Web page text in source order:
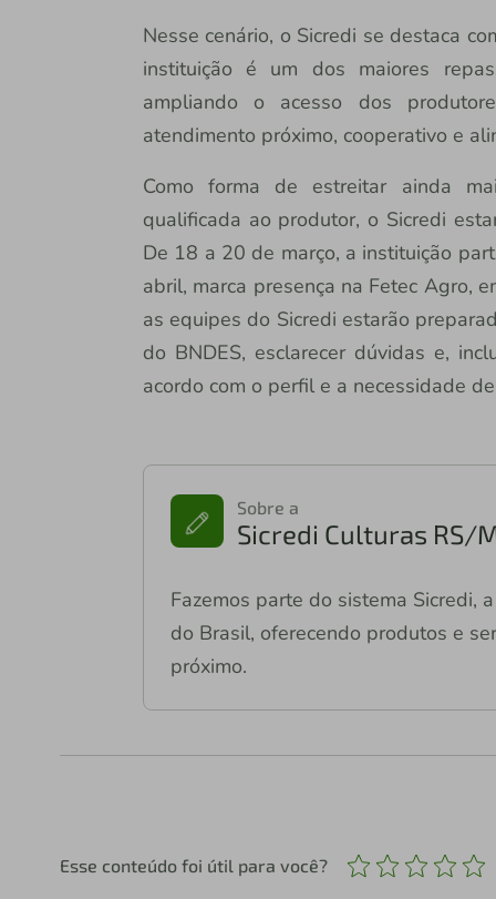
Nesse cenário, o Sicredi se destaca
instituição é um dos maiores
ampliando o acesso dos
atendimento próximo, cooperativo e
Como forma de estreitar ainda
qualificada ao produtor, o Sicredi
De 18 a 20 de março, a instituição
abril, marca presença na Fetec Agro,
as equipes do Sicredi estarão
do BNDES, esclarecer dúvidas e,
acordo com o perfil e a necessidade
Sobre a
Sicredi Culturas RS/
Fazemos parte do sistema Sicredi,
do Brasil, oferecendo produtos e
próximo.
Esse conteúdo foi útil para você?